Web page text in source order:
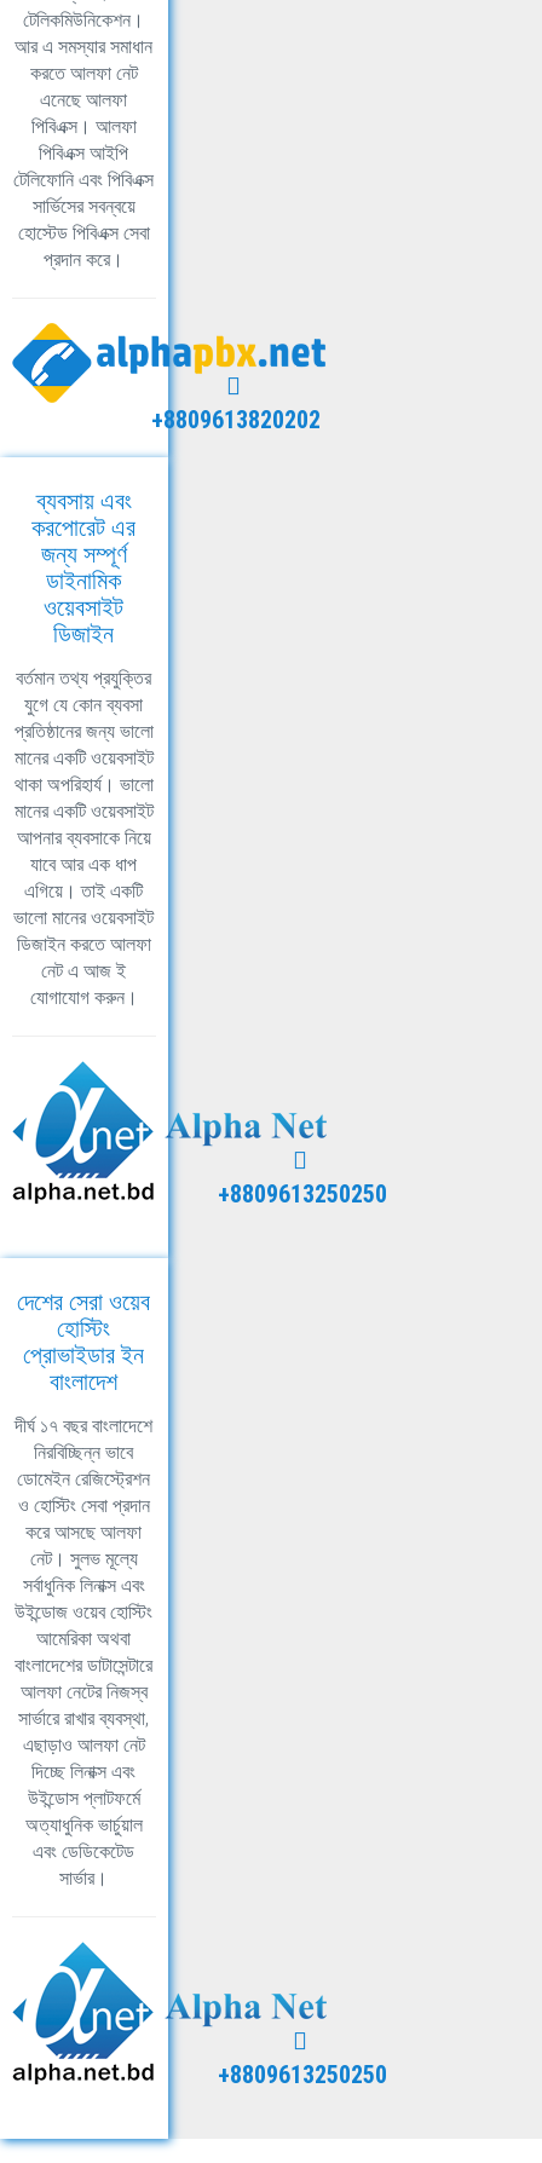
টেলিকমিউনিকেশন।
আর এ সমস্যার সমাধান
করতে আলফা নেট
এনেছে আলফা
পিবিএক্স। আলফা
পিবিএক্স আইপি
টেলিফোনি এবং পিবিএক্স
সার্ভিসের সবন্বয়ে
হোস্টেড পিবিএক্স সেবা
প্রদান করে।
+8809613820202
ব্যবসায় এবং
করপোরেট এর
জন্য সম্পূর্ণ
ডাইনামিক
ওয়েবসাইট
ডিজাইন
বর্তমান তথ্য প্রযুক্তির
যুগে যে কোন ব্যবসা
প্রতিষ্ঠানের জন্য ভালো
মানের একটি ওয়েবসাইট
থাকা অপরিহার্য। ভালো
মানের একটি ওয়েবসাইট
আপনার ব্যবসাকে নিয়ে
যাবে আর এক ধাপ
এগিয়ে। তাই একটি
ভালো মানের ওয়েবসাইট
ডিজাইন করতে আলফা
নেট এ আজ ই
যোগাযোগ করুন।
+8809613250250
দেশের সেরা ওয়েব
হোস্টিং
প্রোভাইডার ইন
বাংলাদেশ
দীর্ঘ ১৭ বছর বাংলাদেশে
নিরবিচ্ছিন্ন ভাবে
ডোমেইন রেজিস্ট্রেশন
ও হোস্টিং সেবা প্রদান
করে আসছে আলফা
নেট। সুলভ মূল্যে
সর্বাধুনিক লিনাক্স এবং
উইন্ডোজ ওয়েব হোস্টিং
আমেরিকা অথবা
বাংলাদেশের ডাটাসেন্টারে
আলফা নেটের নিজস্ব
সার্ভারে রাখার ব্যবস্থা,
এছাড়াও আলফা নেট
দিচ্ছে লিনাক্স এবং
উইন্ডোস প্লাটফর্মে
অত্যাধুনিক ভার্চুয়াল
এবং ডেডিকেটেড
সার্ভার।
+8809613250250